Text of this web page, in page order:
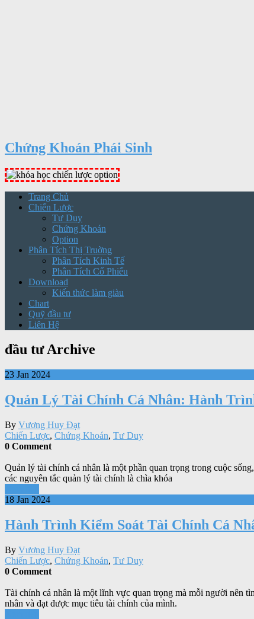
Chứng Khoán Phái Sinh
Trang Chủ
Chiến Lược
Tư Duy
Chứng Khoán
Option
Phân Tích Thị Truờng
Phân Tích Kinh Tế
Phân Tích Cổ Phiếu
Download
Kiến thức làm giàu
Chart
Quỹ đầu tư
Liên Hệ
đầu tư Archive
23 Jan 2024
Quản Lý Tài Chính Cá Nhân: Hành
By Vương Huy Đạt
Chiến Lược, Chứng Khoán, Tư Duy
0 Comment
Quản lý tài chính cá nhân là một phần quan trọng trong cuộc
các nguyên tắc quản lý tài chính là chìa khóa
18 Jan 2024
Hành Trình Kiểm Soát Tài Chính Cá
By Vương Huy Đạt
Chiến Lược, Chứng Khoán, Tư Duy
0 Comment
Tài chính cá nhân là một lĩnh vực quan trọng mà mỗi người nên
nhân và đạt được mục tiêu tài chính của mình.